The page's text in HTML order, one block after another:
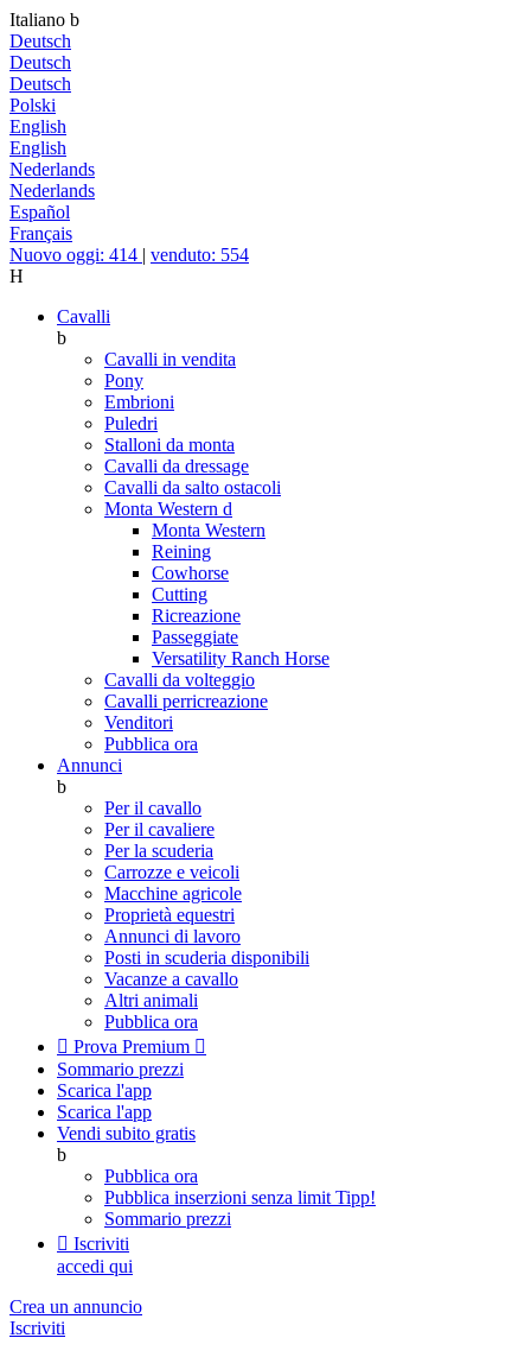
Italiano b
Deutsch
Deutsch
Deutsch
Polski
English
English
Nederlands
Nederlands
Español
Français
Nuovo oggi: 414 | venduto: 554
H
Cavalli
b
Cavalli in vendita
Pony
Embrioni
Puledri
Stalloni da monta
Cavalli da dressage
Cavalli da salto ostacoli
Monta Western d
Monta Western
Reining
Cowhorse
Cutting
Ricreazione
Passeggiate
Versatility Ranch Horse
Cavalli da volteggio
Cavalli perricreazione
Venditori
Pubblica ora
Annunci
b
Per il cavallo
Per il cavaliere
Per la scuderia
Carrozze e veicoli
Macchine agricole
Proprietà equestri
Annunci di lavoro
Posti in scuderia disponibili
Vacanze a cavallo
Altri animali
Pubblica ora
 Prova Premium 
Sommario prezzi
Scarica l'app
Scarica l'app
Vendi subito gratis
b
Pubblica ora
Pubblica inserzioni senza limit Tipp!
Sommario prezzi
 Iscriviti
accedi qui
Crea un annuncio
Iscriviti